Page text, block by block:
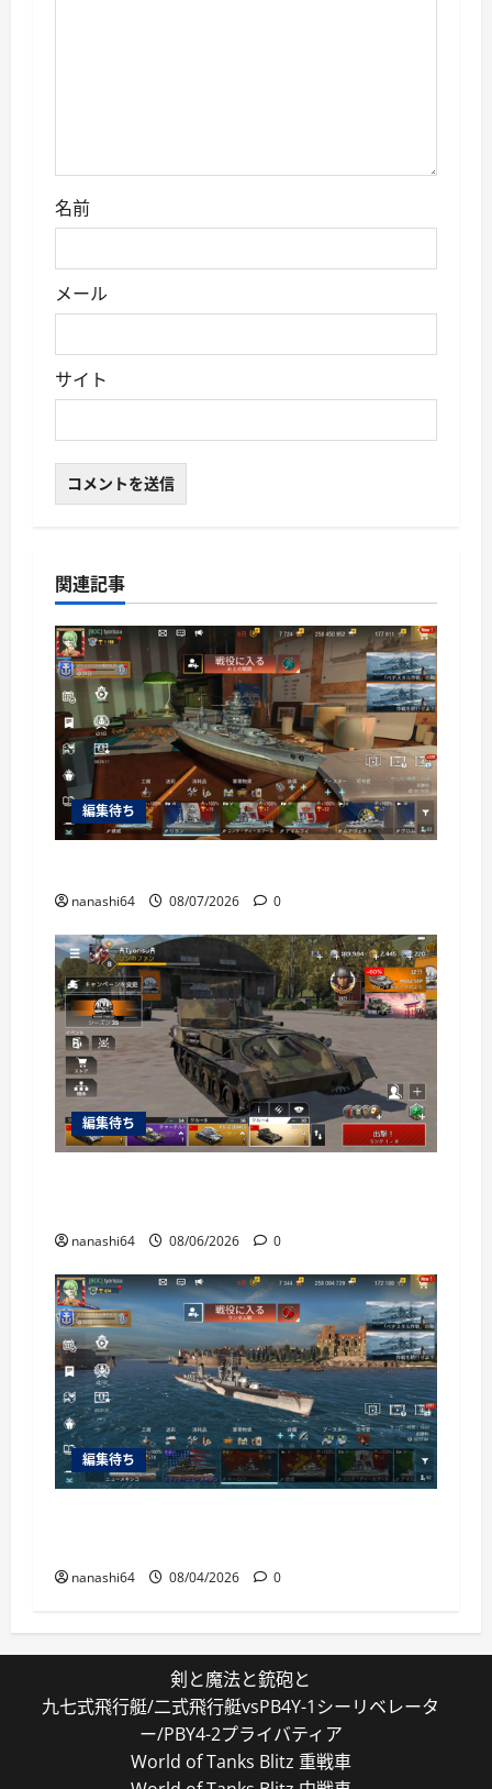
名前
メール
サイト
関連記事
編集待ち
nanashi64 08/07/2026 0
編集待ち
nanashi64 08/06/2026 0
編集待ち
nanashi64 08/04/2026 0
剣と魔法と銃砲と
九七式飛行艇/二式飛行艇vsPB4Y-1シーリベレータ
ー/PBY4-2プライバティア
World of Tanks Blitz 重戦車